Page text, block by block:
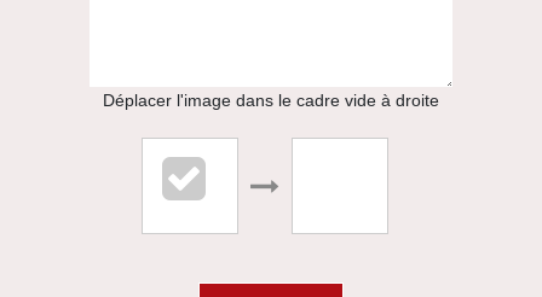
Déplacer l'image dans le cadre vide à droite